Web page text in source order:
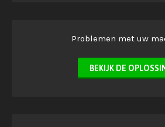
Problemen met uw
BEKIJK DE